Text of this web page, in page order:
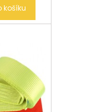
košíku